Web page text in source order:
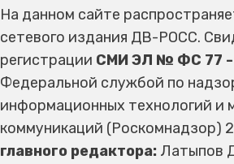
На данном сайте
сетевого издания ДВ-РОСС.
регистрации СМИ ЭЛ № ФС 77 -
Федеральной службой по
информационных технологий и
коммуникаций (Роскомнадзор)
главного редактора: Латыпов